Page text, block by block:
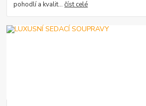
pohodlí a kvalit...číst celé